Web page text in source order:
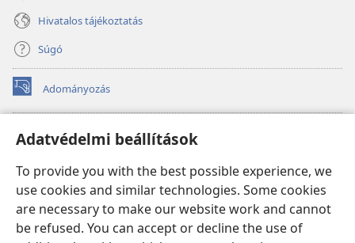
Adatvédelmi beállítások
To provide you with the best possible experience, we
use cookies and similar technologies. Some cookies
are necessary to make our website work and cannot
be refused. You can accept or decline the use of
Hivatalos tájékoztatás
Súgó
Adományozás
(opens
new
Őrtorony ONLINE KÖNYVTÁR
(opens
window)JW Hub
(opens
new
window)JW Library
Watchtower Library